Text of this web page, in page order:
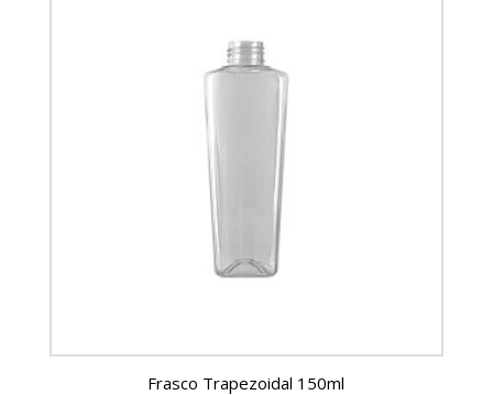
Frasco Trapezoidal 150ml